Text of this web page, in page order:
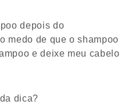
depois do
medo de que o shampoo
e deixe meu cabelo
dica?